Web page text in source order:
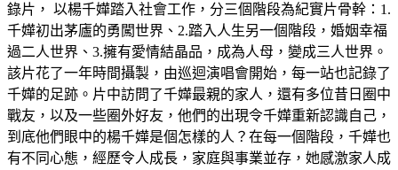
錄片， 以楊千嬅踏入社會工作，分三個階段為紀實片骨幹：1.
千嬅初出茅廬的勇闖世界、2.踏入人生另一個階段，婚姻幸福
過二人世界、3.擁有愛情結晶品，成為人母，變成三人世界。
該片花了一年時間攝製，由巡迴演唱會開始，每一站也記錄了
千嬅的足跡。片中訪問了千嬅最親的家人，還有多位昔日圈中
戰友，以及一些圈外好友，他們的出現令千嬅重新認識自己，
到底他們眼中的楊千嬅是個怎樣的人？在每一個階段，千嬅也
有不同心態，經歷令人成長，家庭與事業並存，她感激家人成